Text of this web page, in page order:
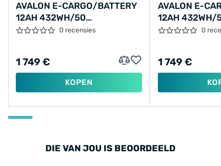
AVALON E-CARGO/BATTERY
12AH 432WH/50
CM/BLAUW/F417
0 recensies
1 749 €
KOPEN
AVALON E-
12AH 432WH/
CM/
0
1 749 €
DIE VAN JOU IS BEOORDEELD